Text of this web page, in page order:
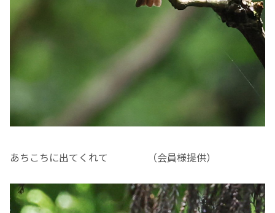
あちこちに出てくれて （会員様提供）